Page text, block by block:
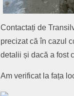
Contactați de
precizat că în cazul
detalii și dacă a fost
Am verificat la fața